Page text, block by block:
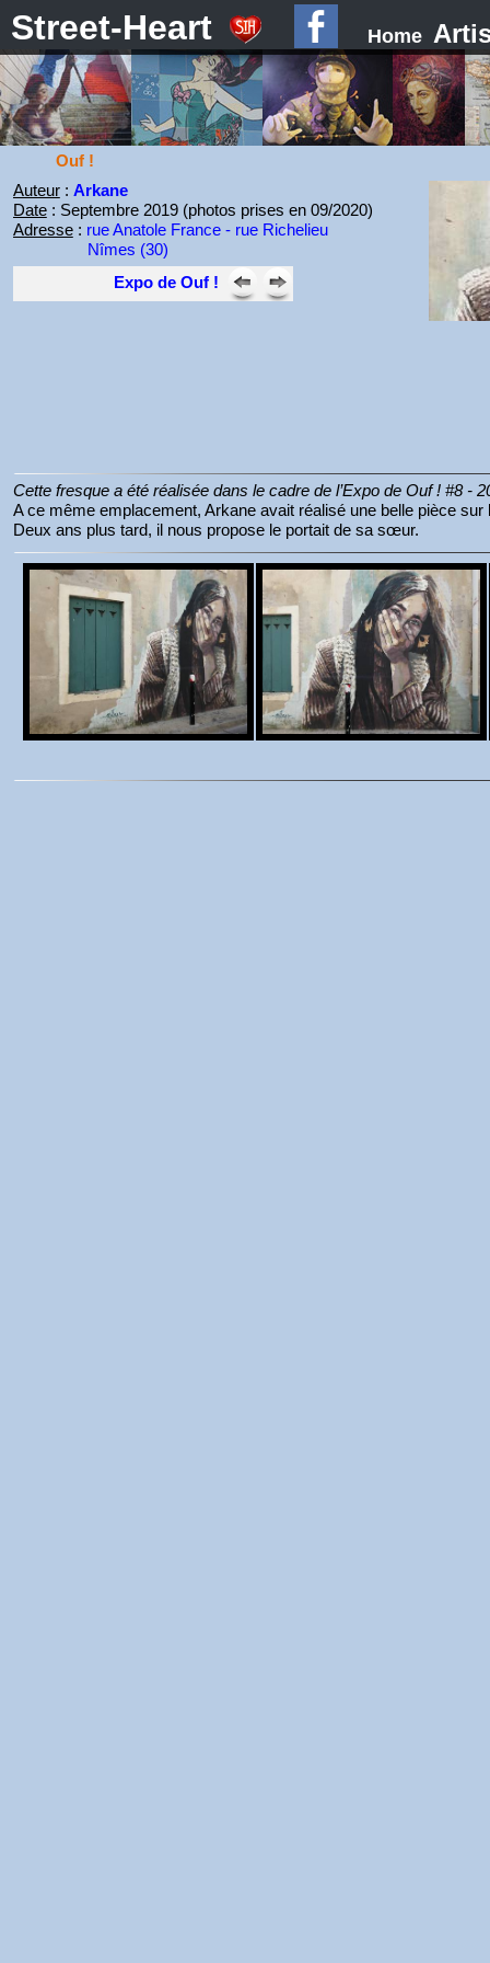
Street-Heart Home
Ouf !
Auteur: Arkane
Date: Septembre 2019 (photos prises en 09/2020)
Adresse: rue Anatole France - rue Richelieu
Nîmes (30)
Expo de Ouf !
Cette fresque a été réalisée dans le cadre de l’Expo de Ouf ! #8 -
A ce même emplacement, Arkane avait réalisé une belle pièce
Deux ans plus tard, il nous propose le portait de sa sœur.